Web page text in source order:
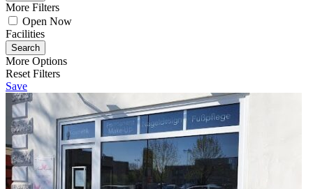
More Filters
Open Now
Facilities
Search
More Options
Reset Filters
Save